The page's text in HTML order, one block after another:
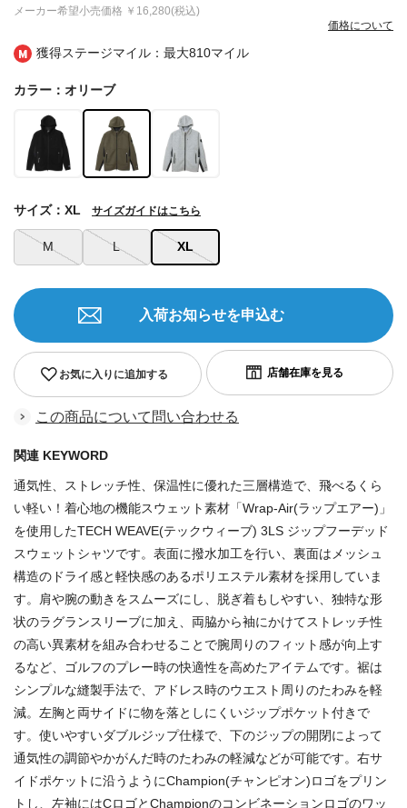
獲得ステージマイル：最大810マイル
メーカー希望小売価格 ￥16,280(税込)
価格について
カラー：オリーブ
M L XL
サイズ：XL サイズガイドはこちら
お気に入りに追加する
入荷お知らせを申込む
この商品について問い合わせる
関連 KEYWORD
通気性、ストレッチ性、保温性に優れた三層構造で、飛べるくら
い軽い！着心地の機能スウェット素材「Wrap-Air(ラップエアー)」
を使用したTECH WEAVE(テックウィーブ) 3LS ジップフーデッド
スウェットシャツです。表面に撥水加工を行い、裏面はメッシュ
構造のドライ感と軽快感のあるポリエステル素材を採用していま
す。肩や腕の動きをスムーズにし、脱ぎ着もしやすい、独特な形
状のラグランスリーブに加え、両脇から袖にかけてストレッチ性
の高い異素材を組み合わせることで腕周りのフィット感が向上す
るなど、ゴルフのプレー時の快適性を高めたアイテムです。裾は
シンプルな縫製手法で、アドレス時のウエスト周りのたわみを軽
減。左胸と両サイドに物を落としにくいジップポケット付きで
す。使いやすいダブルジップ仕様で、下のジップの開閉によって
通気性の調節やかがんだ時のたわみの軽減などが可能です。右サ
イドポケットに沿うようにChampion(チャンピオン)ロゴをプリン
トし、左袖にはCロゴとChampionのコンビネーションロゴのワッ